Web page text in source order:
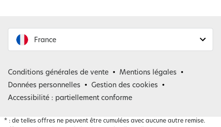
France
Belgique
Conditions générales de vente
Mentions légales
Données personnelles
Gestion des cookies
Accessibilité : partiellement conforme
* : de telles offres ne peuvent être cumulées avec aucune autre remise.